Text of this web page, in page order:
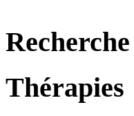
Recherche
Thérapies